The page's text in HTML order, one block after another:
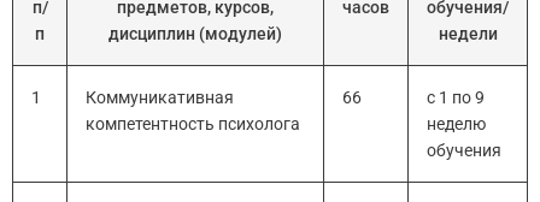
п/
п
предметов, курсов,
дисциплин (модулей)
часов
обучения/
недели
1
Коммуникативная
компетентность психолога
66
с 1 по 9
неделю
обучения